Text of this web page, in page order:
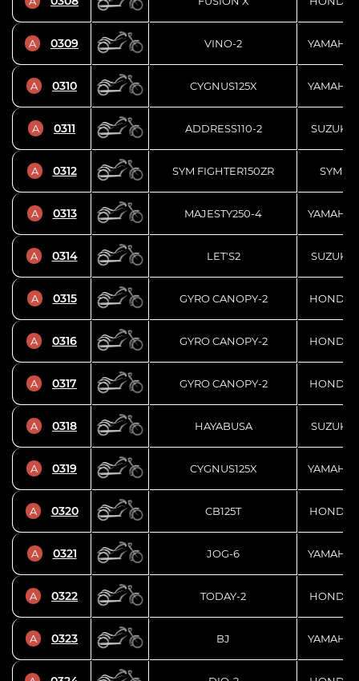
A 0309 VINO-2 YAMAHA
A 0310 CYGNUS125X YAMAHA
A 0311 ADDRESS110-2 SUZUKI
A 0312 SYM FIGHTER150ZR SYM
A 0313 MAJESTY250-4 YAMAHA
A 0314 LET'S2 SUZUKI
A 0315 GYRO CANOPY-2 HONDA
A 0316 GYRO CANOPY-2 HONDA
A 0317 GYRO CANOPY-2 HONDA
A 0318 HAYABUSA SUZUKI
A 0319 CYGNUS125X YAMAHA
A 0320 CB125T HONDA
A 0321 JOG-6 YAMAHA
A 0322 TODAY-2 HONDA
A 0323 BJ YAMAHA